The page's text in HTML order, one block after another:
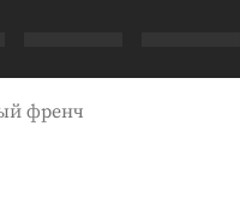
френч